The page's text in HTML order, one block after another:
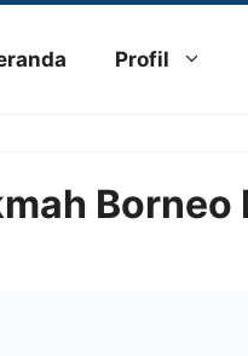
Profil
Borneo